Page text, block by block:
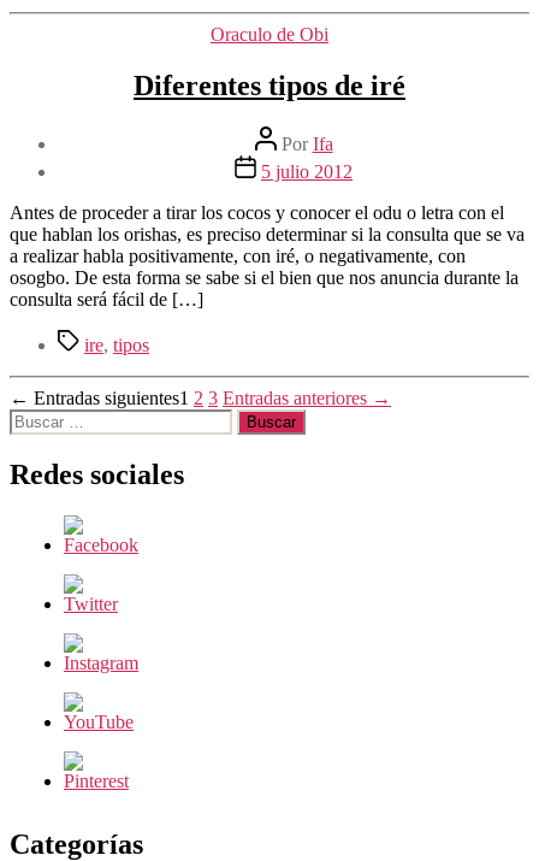
Categorías
Oraculo de Obi
Diferentes tipos de iré
Autor
de
la
PorIfa
Fecha
la
entrada
5 julio 2012
Antes de proceder a tirar los cocos y conocer el odu o letra con el
que hablan los orishas, es preciso determinar si la consulta que se va
a realizar habla positivamente, con iré, o negativamente, con
osogbo. De esta forma se sabe si el bien que nos anuncia durante la
consulta será fácil de […]
Etiquetas
ire, tipos
Paginación
de
entradas
← Entradas siguientes1 2 3 Entradas anteriores →
Buscar:
Redes sociales
Categorías